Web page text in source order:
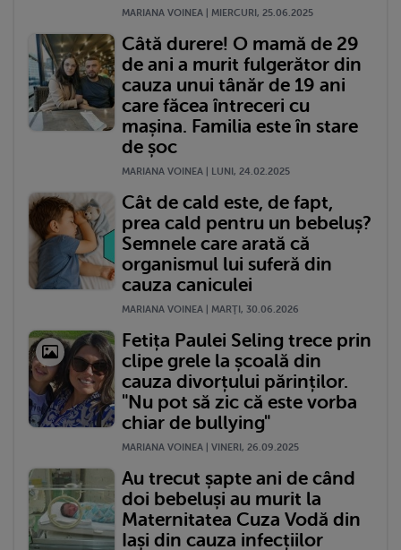
MARIANA VOINEA | MIERCURI, 25.06.2025
Câtă durere! O mamă de 29
de ani a murit fulgerător din
cauza unui tânăr de 19 ani
care făcea întreceri cu
mașina. Familia este în stare
de șoc
MARIANA VOINEA | LUNI, 24.02.2025
Cât de cald este, de fapt,
prea cald pentru un bebeluș?
Semnele care arată că
organismul lui suferă din
cauza caniculei
MARIANA VOINEA | MARŢI, 30.06.2026
Fetița Paulei Seling trece prin
clipe grele la școală din
cauza divorțului părinților.
"Nu pot să zic că este vorba
chiar de bullying"
MARIANA VOINEA | VINERI, 26.09.2025
Au trecut șapte ani de când
doi bebeluși au murit la
Maternitatea Cuza Vodă din
Iași din cauza infecțiilor